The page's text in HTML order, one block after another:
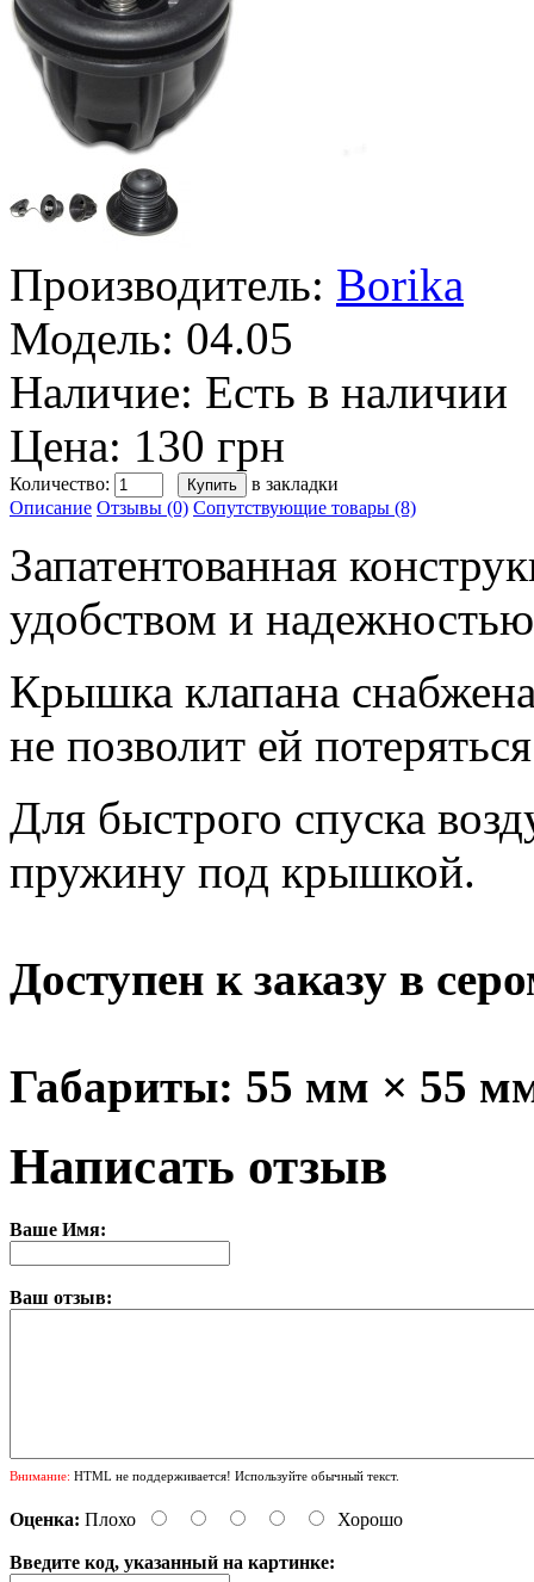
Производитель: Borika
Модель: 04.05
Наличие: Есть в наличии
Цена: 130 грн
Количество:
в закладки
Описание Отзывы (0) Сопутствующие товары (8)
Запатентованная
удобством и
Крышка клапана
не позволит ей
Для быстрого спуска
пружину под крышкой.
Доступен к заказу в
Габариты: 55 мм × 55
Написать отзыв
Ваше Имя:
Ваш отзыв:
Внимание: HTML не поддерживается! Используйте обычный текст.
Оценка: Плохо Хорошо
Введите код, указанный на картинке: